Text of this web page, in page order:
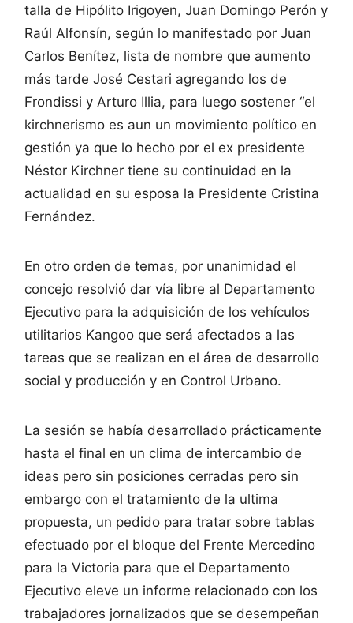
talla de Hipólito Irigoyen, Juan Domingo Perón y
Raúl Alfonsín, según lo manifestado por Juan
Carlos Benítez, lista de nombre que aumento
más tarde José Cestari agregando los de
Frondissi y Arturo Illia, para luego sostener “el
kirchnerismo es aun un movimiento político en
gestión ya que lo hecho por el ex presidente
Néstor Kirchner tiene su continuidad en la
actualidad en su esposa la Presidente Cristina
Fernández.
En otro orden de temas, por unanimidad el
concejo resolvió dar vía libre al Departamento
Ejecutivo para la adquisición de los vehículos
utilitarios Kangoo que será afectados a las
tareas que se realizan en el área de desarrollo
social y producción y en Control Urbano.
La sesión se había desarrollado prácticamente
hasta el final en un clima de intercambio de
ideas pero sin posiciones cerradas pero sin
embargo con el tratamiento de la ultima
propuesta, un pedido para tratar sobre tablas
efectuado por el bloque del Frente Mercedino
para la Victoria para que el Departamento
Ejecutivo eleve un informe relacionado con los
trabajadores jornalizados que se desempeñan